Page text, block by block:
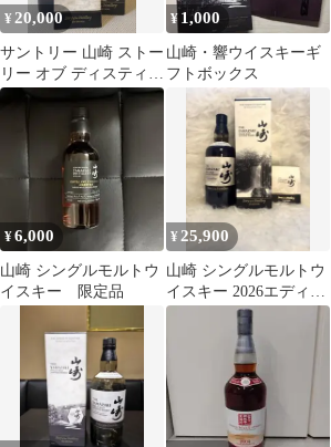
¥ 20,000
サントリー 山崎 ストー
リー オブ ディスティラ
リー 2025 ウイスキー
¥ 1,000
山崎・響ウイスキーギ
フトボックス
¥6,000
山崎 シングルモルトウ
イスキー 限定品
¥ 25,900
山崎 シングルモルトウ
イスキー 2026エディシ
ョン